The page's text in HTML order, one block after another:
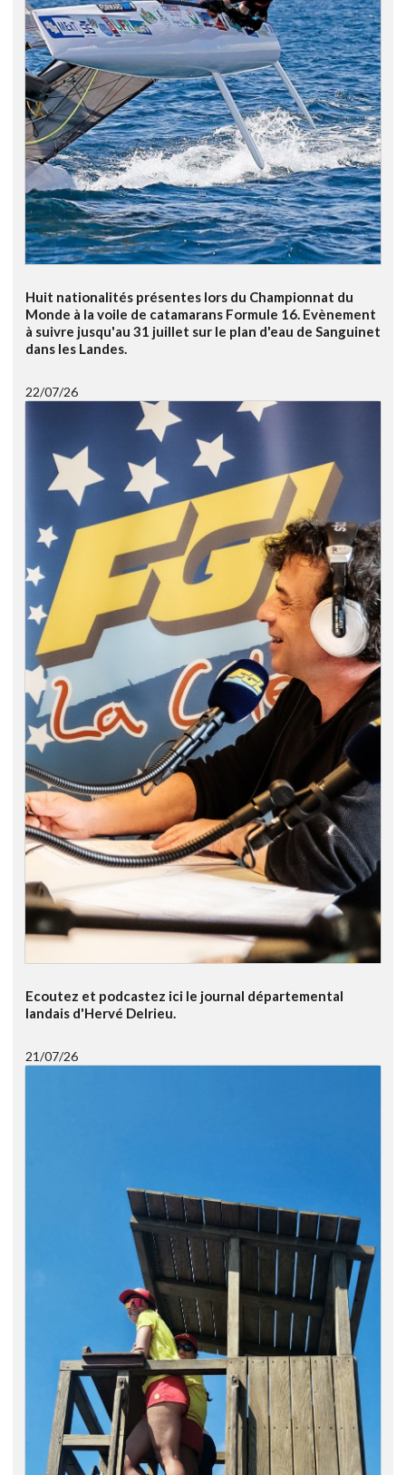
Huit nationalités présentes lors du Championnat du
Monde à la voile de catamarans Formule 16. Evènement
à suivre jusqu'au 31 juillet sur le plan d'eau de Sanguinet
dans les Landes.
22/07/26
Ecoutez et podcastez ici le journal départemental
landais d'Hervé Delrieu.
21/07/26